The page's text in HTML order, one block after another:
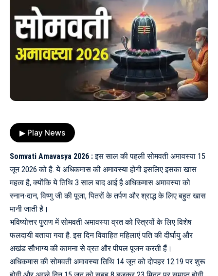
▶ Play News
Somvati Amavasya 2026 :इस साल की पहली सोमवती अमावस्या 15
जून 2026 को है. ये अधिकमास की अमावस्या होगी इसलिए इसका खास
महत्व है, क्योंकि ये तिथि 3 साल बाद आई है.अधिकमास अमावस्या को
स्नान-दान, विष्णु जी की पूजा, पितरों के तर्पण और श्राद्ध के लिए बहुत खास
मानी जाती है।
भविष्योत्तर पुराण में सोमवती अमावस्या व्रत को स्त्रियों के लिए विशेष
फलदायी बताया गया है. इस दिन विवाहित महिलाएं पति की दीर्घायु और
अखंड सौभाग्य की कामना से व्रत और पीपल पूजन करती हैं।
अधिकमास की सोमवती अमावस्या तिथि 14 जून को दोपहर 12.19 पर शुरू